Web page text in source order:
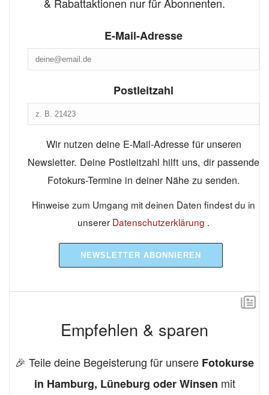
E-Mail-Adresse
Postleitzahl
Wir nutzen deine E-Mail-Adresse für unseren
Newsletter. Deine Postleitzahl hilft uns, dir passende
Fotokurs-Termine in deiner Nähe zu senden.
Hinweise zum Umgang mit deinen Daten findest du in
unserer Datenschutzerklärung .
NEWSLETTER ABONNIEREN
Empfehlen & sparen
🎉 Teile deine Begeisterung für unsere Fotokurse
in Hamburg, Lüneburg oder Winsen mit